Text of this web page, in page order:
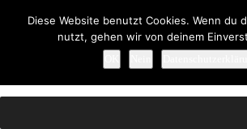
Diese Website benutzt Cookies. Wenn du
nutzt, gehen wir von deinem